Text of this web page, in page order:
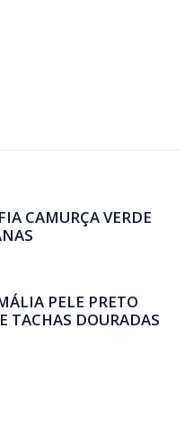
CAMURÇA VERDE
PELE PRETO
TACHAS DOURADAS